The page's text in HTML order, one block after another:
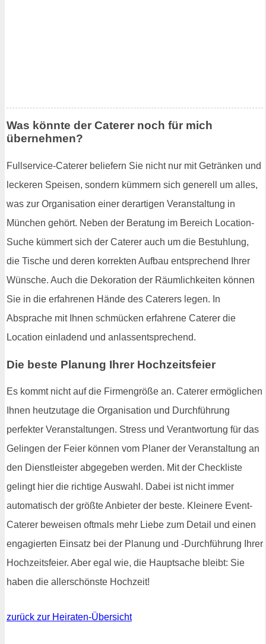
Was könnte der Caterer noch für mich
übernehmen?
Fullservice-Caterer beliefern Sie nicht nur mit Getränken und
leckeren Speisen, sondern kümmern sich generell um alles,
was zur Organisation einer derartigen Veranstaltung in
München gehört. Neben der Beratung im Bereich Location-
Suche kümmert sich der Caterer auch um die Bestuhlung,
die Tische und deren korrekten Aufbau entsprechend Ihrer
Wünsche. Auch die Dekoration der Räumlichkeiten können
Sie in die erfahrenen Hände des Caterers legen. In
Absprache mit Ihnen schmücken erfahrene Caterer die
Location einladend und anlassentsprechend.
Die beste Planung Ihrer Hochzeitsfeier
Es kommt nicht auf die Firmengröße an. Caterer ermöglichen
Ihnen heutzutage die Organisation und Durchführung
perfekter Veranstaltungen. Stress und Verantwortung für das
Gelingen der Feier können vom Planer der Veranstaltung an
den Dienstleister abgegeben werden. Mit der Checkliste
gelingt hier die richtige Auswahl. Dabei ist nicht immer
automatisch der größte Anbieter der beste. Kleinere Event-
Caterer beweisen oftmals mehr Liebe zum Detail und einen
engagierten Einsatz bei der Planung und -Durchführung Ihrer
Hochzeitsfeier. Aber egal wie, die Hauptsache bleibt: Sie
haben die allerschönste Hochzeit!
zurück zur Heiraten-Übersicht